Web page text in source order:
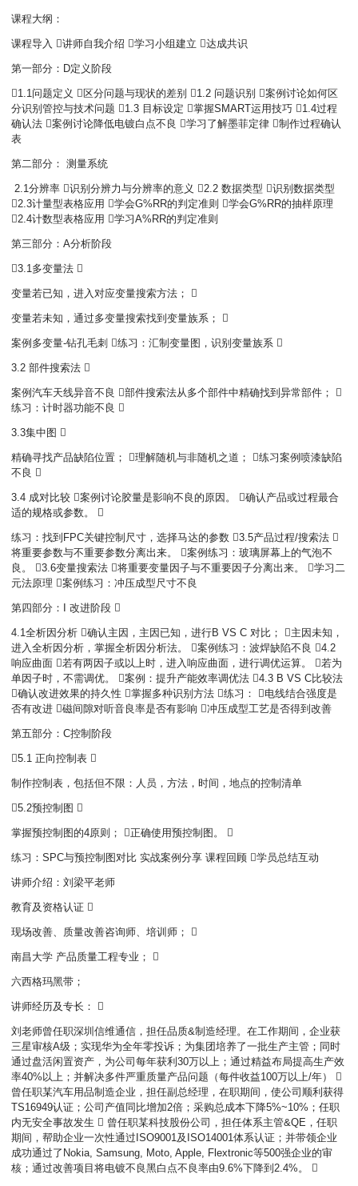
课程大纲：
课程导入 讲师自我介绍 学习小组建立 达成共识
第一部分：D定义阶段
1.1问题定义 区分问题与现状的差别 1.2 问题识别 案例讨论如何区
分识别管控与技术问题 1.3 目标设定 掌握SMART运用技巧 1.4过程
确认法 案例讨论降低电镀白点不良 学习了解墨菲定律 制作过程确认
表
第二部分： 测量系统
2.1分辨率 识别分辨力与分辨率的意义 2.2 数据类型 识别数据类型
2.3计量型表格应用 学会G%RR的判定准则 学会G%RR的抽样原理
2.4计数型表格应用 学习A%RR的判定准则
第三部分：A分析阶段
3.1多变量法 
变量若已知，进入对应变量搜索方法； 
变量若未知，通过多变量搜索找到变量族系； 
案例多变量-钻孔毛刺 练习：汇制变量图，识别变量族系 
3.2 部件搜索法 
案例汽车天线异音不良 部件搜索法从多个部件中精确找到异常部件； 
练习：计时器功能不良 
3.3集中图 
精确寻找产品缺陷位置； 理解随机与非随机之道； 练习案例喷漆缺陷
不良 
3.4 成对比较 案例讨论胶量是影响不良的原因。 确认产品或过程最合
适的规格或参数。 
练习：找到FPC关键控制尺寸，选择马达的参数 3.5产品过程/搜索法 
将重要参数与不重要参数分离出来。 案例练习：玻璃屏幕上的气泡不
良。 3.6变量搜索法 将重要变量因子与不重要因子分离出来。 学习二
元法原理 案例练习：冲压成型尺寸不良
第四部分：I 改进阶段 
4.1全析因分析 确认主因，主因已知，进行B VS C 对比； 主因未知，
进入全析因分析，掌握全析因分析法。 案例练习：波焊缺陷不良 4.2
响应曲面 若有两因子或以上时，进入响应曲面，进行调优运算。 若为
单因子时，不需调优。 案例：提升产能效率调优法 4.3 B VS C比较法
确认改进效果的持久性 掌握多种识别方法 练习： 电线结合强度是
否有改进 磁间隙对听音良率是否有影响 冲压成型工艺是否得到改善
第五部分：C控制阶段
5.1 正向控制表 
制作控制表，包括但不限：人员，方法，时间，地点的控制清单
5.2预控制图 
掌握预控制图的4原则； 正确使用预控制图。 
练习：SPC与预控制图对比 实战案例分享 课程回顾 学员总结互动
讲师介绍：刘梁平老师
教育及资格认证 
现场改善、质量改善咨询师、培训师； 
南昌大学 产品质量工程专业； 
六西格玛黑带；
讲师经历及专长： 
刘老师曾任职深圳信维通信，担任品质&制造经理。在工作期间，企业获
三星审核A级；实现华为全年零投诉；为集团培养了一批生产主管；同时
通过盘活闲置资产，为公司每年获利30万以上；通过精益布局提高生产效
率40%以上；并解决多件严重质量产品问题（每件收益100万以上/年） 
曾任职某汽车用品制造企业，担任副总经理，在职期间，使公司顺利获得
TS16949认证；公司产值同比增加2倍；采购总成本下降5%~10%；任职
内无安全事故发生  曾任职某科技股份公司，担任体系主管&QE，任职
期间，帮助企业一次性通过ISO9001及ISO14001体系认证；并带领企业
成功通过了Nokia, Samsung, Moto, Apple, Flextronic等500强企业的审
核；通过改善项目将电镀不良黑白点不良率由9.6%下降到2.4%。 